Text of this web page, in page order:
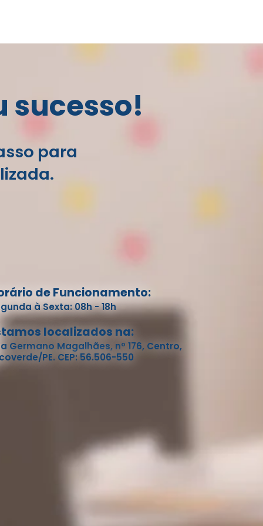
sucesso!
para
de Funcionamento:
à Sexta: 08h - 18h
localizados na:
Germano Magalhães, nº 176, Centro,
PE. CEP: 56.506-550